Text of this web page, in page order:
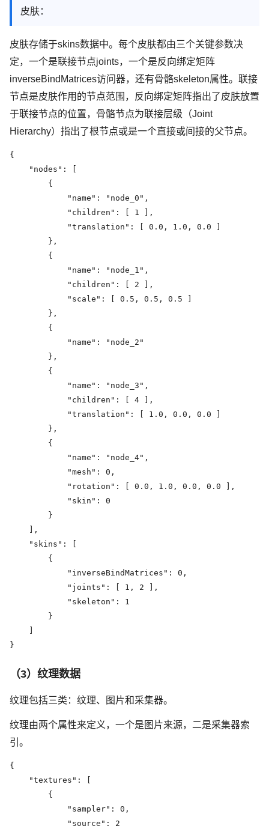
皮肤：
皮肤存储于skins数据中。每个皮肤都由三个关键参数决
定，一个是联接节点joints，一个是反向绑定矩阵
inverseBindMatrices访问器，还有骨骼skeleton属性。联接
节点是皮肤作用的节点范围，反向绑定矩阵指出了皮肤放置
于联接节点的位置，骨骼节点为联接层级（Joint
Hierarchy）指出了根节点或是一个直接或间接的父节点。
{
    "nodes": [
        {
            "name": "node_0",
            "children": [ 1 ],
            "translation": [ 0.0, 1.0, 0.0 ]
        },
        {
            "name": "node_1",
            "children": [ 2 ],
            "scale": [ 0.5, 0.5, 0.5 ]
        },
        {
            "name": "node_2"
        },
        {
            "name": "node_3",
            "children": [ 4 ],
            "translation": [ 1.0, 0.0, 0.0 ]
        },
        {
            "name": "node_4",
            "mesh": 0,
            "rotation": [ 0.0, 1.0, 0.0, 0.0 ],
            "skin": 0
        }
    ],
    "skins": [
        {
            "inverseBindMatrices": 0,
            "joints": [ 1, 2 ],
            "skeleton": 1
        }
}
（3）纹理数据
纹理包括三类：纹理、图片和采集器。
纹理由两个属性来定义，一个是图片来源，二是采集器索
引。
{
    "textures": [
        {
            "sampler": 0,
            "source": 2